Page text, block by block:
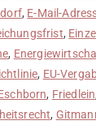
, E-Mail-
,
,
, EU-
, Friedlein,
,